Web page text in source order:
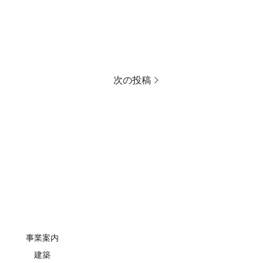
次の投稿
事業案内
建築